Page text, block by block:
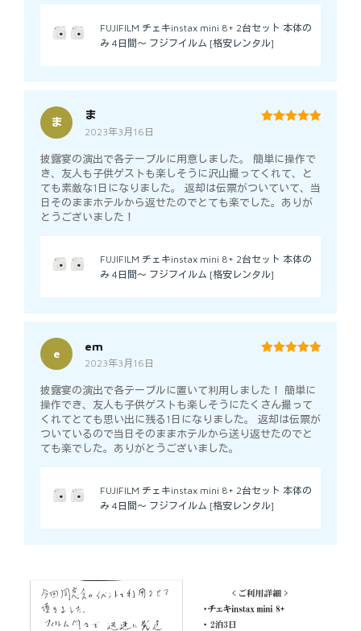
FUJIFILM チェキinstax mini 8+ 2台セット 本体の
み 4日間～ フジフイルム [格安レンタル]
ま
ま
2023年3月16日
披露宴の演出で各テーブルに用意しました。 簡単に操作で
き、友人も子供ゲストも楽しそうに沢山撮ってくれて、と
ても素敵な1日になりました。 返却は伝票がついていて、当
日そのままホテルから返せたのでとても楽でした。ありが
とうございました！
FUJIFILM チェキinstax mini 8+ 2台セット 本体の
み 4日間～ フジフイルム [格安レンタル]
e
em
2023年3月16日
披露宴の演出で各テーブルに置いて利用しました！ 簡単に
操作でき、友人も子供ゲストも楽しそうにたくさん撮って
くれてとても思い出に残る1日になりました。 返却は伝票が
ついているので当日そのままホテルから送り返せたのでと
ても楽でした。ありがとうございました。
FUJIFILM チェキinstax mini 8+ 2台セット 本体の
み 4日間～ フジフイルム [格安レンタル]